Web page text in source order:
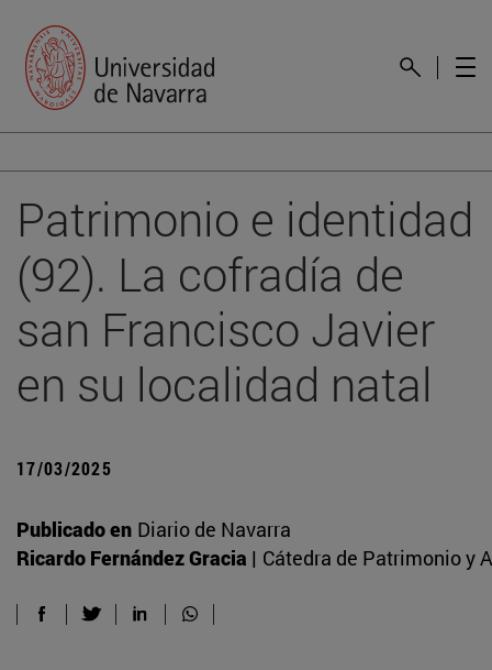
Patrimonio e identidad
(92). La cofradía de
san Francisco Javier
en su localidad natal
17/03/2025
Publicado en Diario de Navarra
Ricardo Fernández Gracia | Cátedra de Patrimonio y